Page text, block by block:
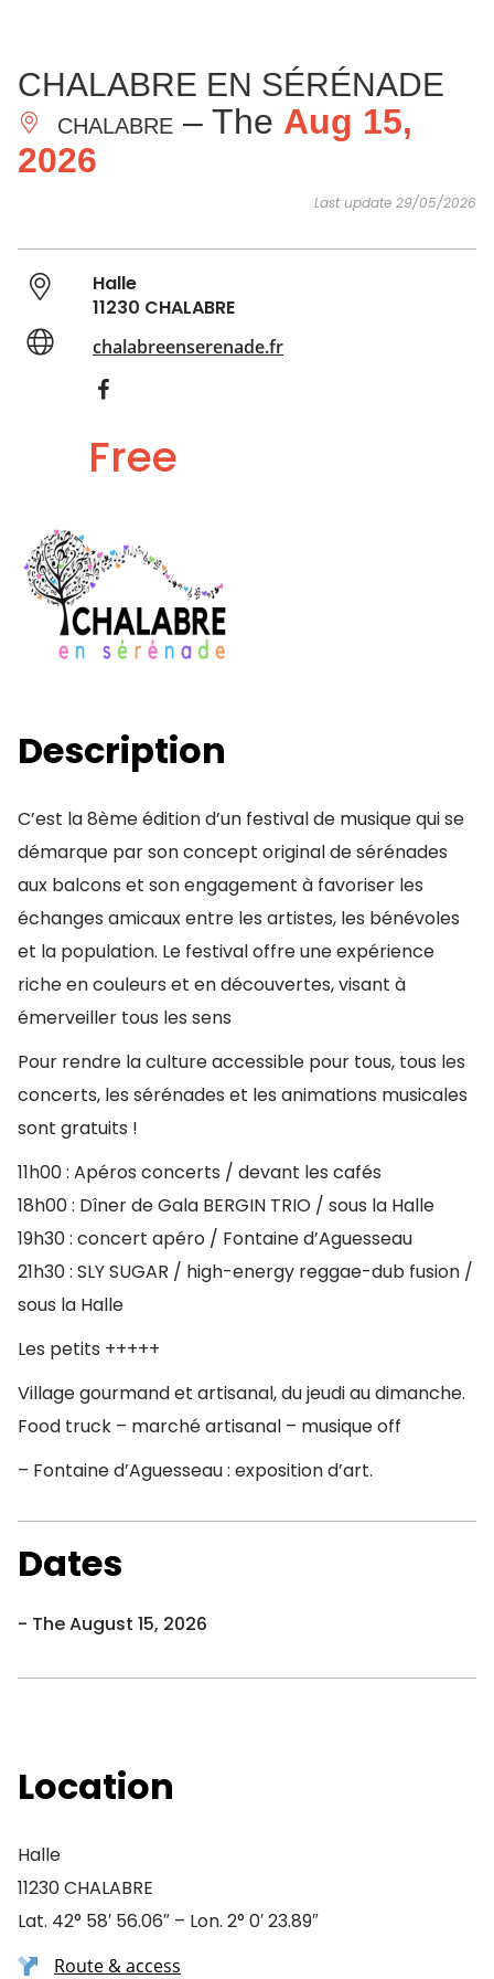
ESSENTIAL
AND
DO
INSPIRATIONS AGENDA
CHALABRE EN SÉRÉNADE
CHALABRE – The Aug 15,
2026
Last update 29/05/2026
Halle
11230 CHALABRE
chalabreenserenade.fr
Free
Description
C’est la 8ème édition d’un festival de musique qui se
démarque par son concept original de sérénades
aux balcons et son engagement à favoriser les
échanges amicaux entre les artistes, les bénévoles
et la population. Le festival offre une expérience
riche en couleurs et en découvertes, visant à
émerveiller tous les sens
Pour rendre la culture accessible pour tous, tous les
concerts, les sérénades et les animations musicales
sont gratuits !
11h00 : Apéros concerts / devant les cafés
18h00 : Dîner de Gala BERGIN TRIO / sous la Halle
19h30 : concert apéro / Fontaine d’Aguesseau
21h30 : SLY SUGAR / high-energy reggae-dub fusion /
sous la Halle
Les petits +++++
Village gourmand et artisanal, du jeudi au dimanche.
Food truck – marché artisanal – musique off
– Fontaine d’Aguesseau : exposition d’art.
Dates
The August 15, 2026
Location
Halle
11230 CHALABRE
Lat. 42° 58′ 56.06″ – Lon. 2° 0′ 23.89″
Route & access